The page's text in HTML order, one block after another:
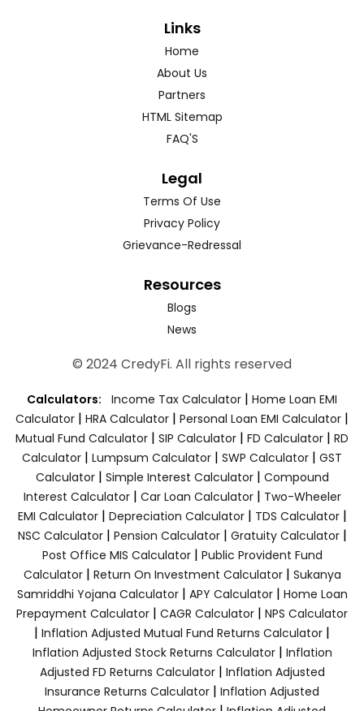
Links
Home
About Us
Partners
HTML Sitemap
FAQ'S
Legal
Terms Of Use
Privacy Policy
Grievance-Redressal
Resources
Blogs
News
© 2024 CredyFi. All rights reserved
Calculators: Income Tax Calculator | Home Loan EMI
Calculator | HRA Calculator | Personal Loan EMI Calculator |
Mutual Fund Calculator | SIP Calculator | FD Calculator | RD
Calculator | Lumpsum Calculator | SWP Calculator | GST
Calculator| Simple Interest Calculator| Compound
Interest Calculator| Car Loan Calculator| Two-Wheeler
EMI Calculator| Depreciation Calculator| TDS Calculator|
NSC Calculator| Pension Calculator| Gratuity Calculator|
Post Office MIS Calculator| Public Provident Fund
Calculator| Return On Investment Calculator| Sukanya
Samriddhi Yojana Calculator| APY Calculator| Home Loan
Prepayment Calculator | CAGR Calculator | NPS Calculator
| Inflation Adjusted Mutual Fund Returns Calculator |
Inflation Adjusted Stock Returns Calculator| Inflation
Adjusted FD Returns Calculator| Inflation Adjusted
Insurance Returns Calculator | Inflation Adjusted